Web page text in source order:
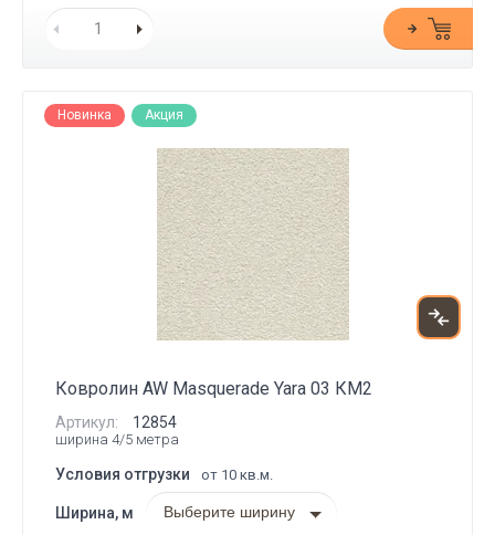
Новинка Акция
Ковролин AW Masquerade Yara 03 КМ2
Артикул: 12854
ширина 4/5 метра
Условия отгрузки от 10 кв.м.
Ширина, м Выберите ширину